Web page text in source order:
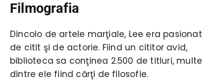
Filmografia
Dincolo de artele marţiale, Lee era pasionat
de citit şi de actorie. Fiind un cititor avid,
biblioteca sa conţinea 2.500 de titluri, multe
dintre ele fiind cărţi de filosofie.